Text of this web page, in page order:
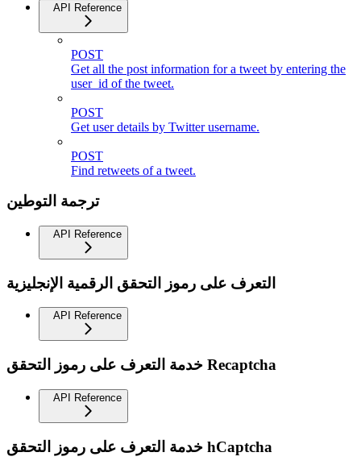
API Reference
POST
Get all the post information for a tweet by entering the
user_id of the tweet.
POST
Get user details by Twitter username.
POST
Find retweets of a tweet.
ترجمة التوطين
API Reference
التعرف على رموز التحقق الرقمية الإنجليزية
API Reference
خدمة التعرف على رموز التحقق Recaptcha
API Reference
خدمة التعرف على رموز التحقق hCaptcha